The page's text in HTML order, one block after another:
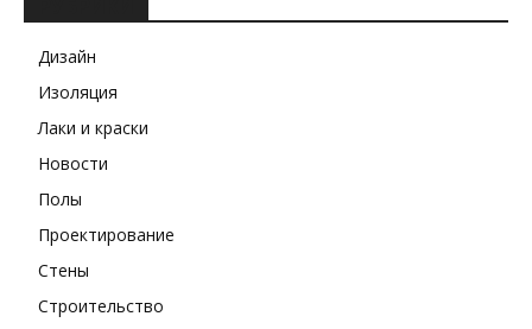
Дизайн
Изоляция
Лаки и краски
Новости
Полы
Проектирование
Стены
Строительство